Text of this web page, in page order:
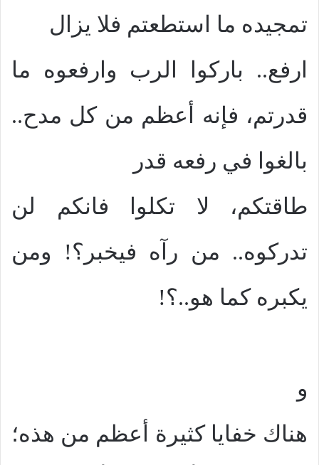
تمجيده ما استطعتم فلا يزال
ارفع.. باركوا الرب وارفعوه ما
قدرتم، فإنه أعظم من كل مدح..
بالغوا في رفعه قدر
طاقتكم، لا تكلوا فانكم لن
تدركوه.. من رآه فيخبر؟! ومن
يكبره كما هو..؟!
و
هناك خفايا كثيرة أعظم من هذه؛